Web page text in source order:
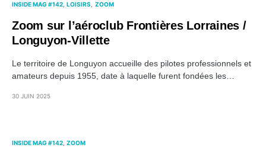
INSIDE MAG #142 LOISIRS ZOOM
Zoom sur l’aéroclub Frontières Lorraines /
Longuyon-Villette
Le territoire de Longuyon accueille des pilotes professionnels et
amateurs depuis 1955, date à laquelle furent fondées les…
30 JUIN 2025
INSIDE MAG #142 ZOOM